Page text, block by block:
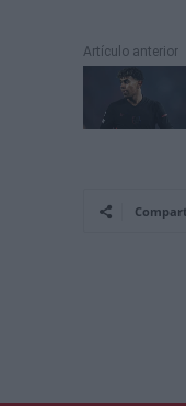
Artículo anterior